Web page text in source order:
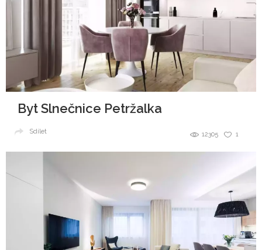
Byt Slnečnice Petržalka
1
12305
Sdílet